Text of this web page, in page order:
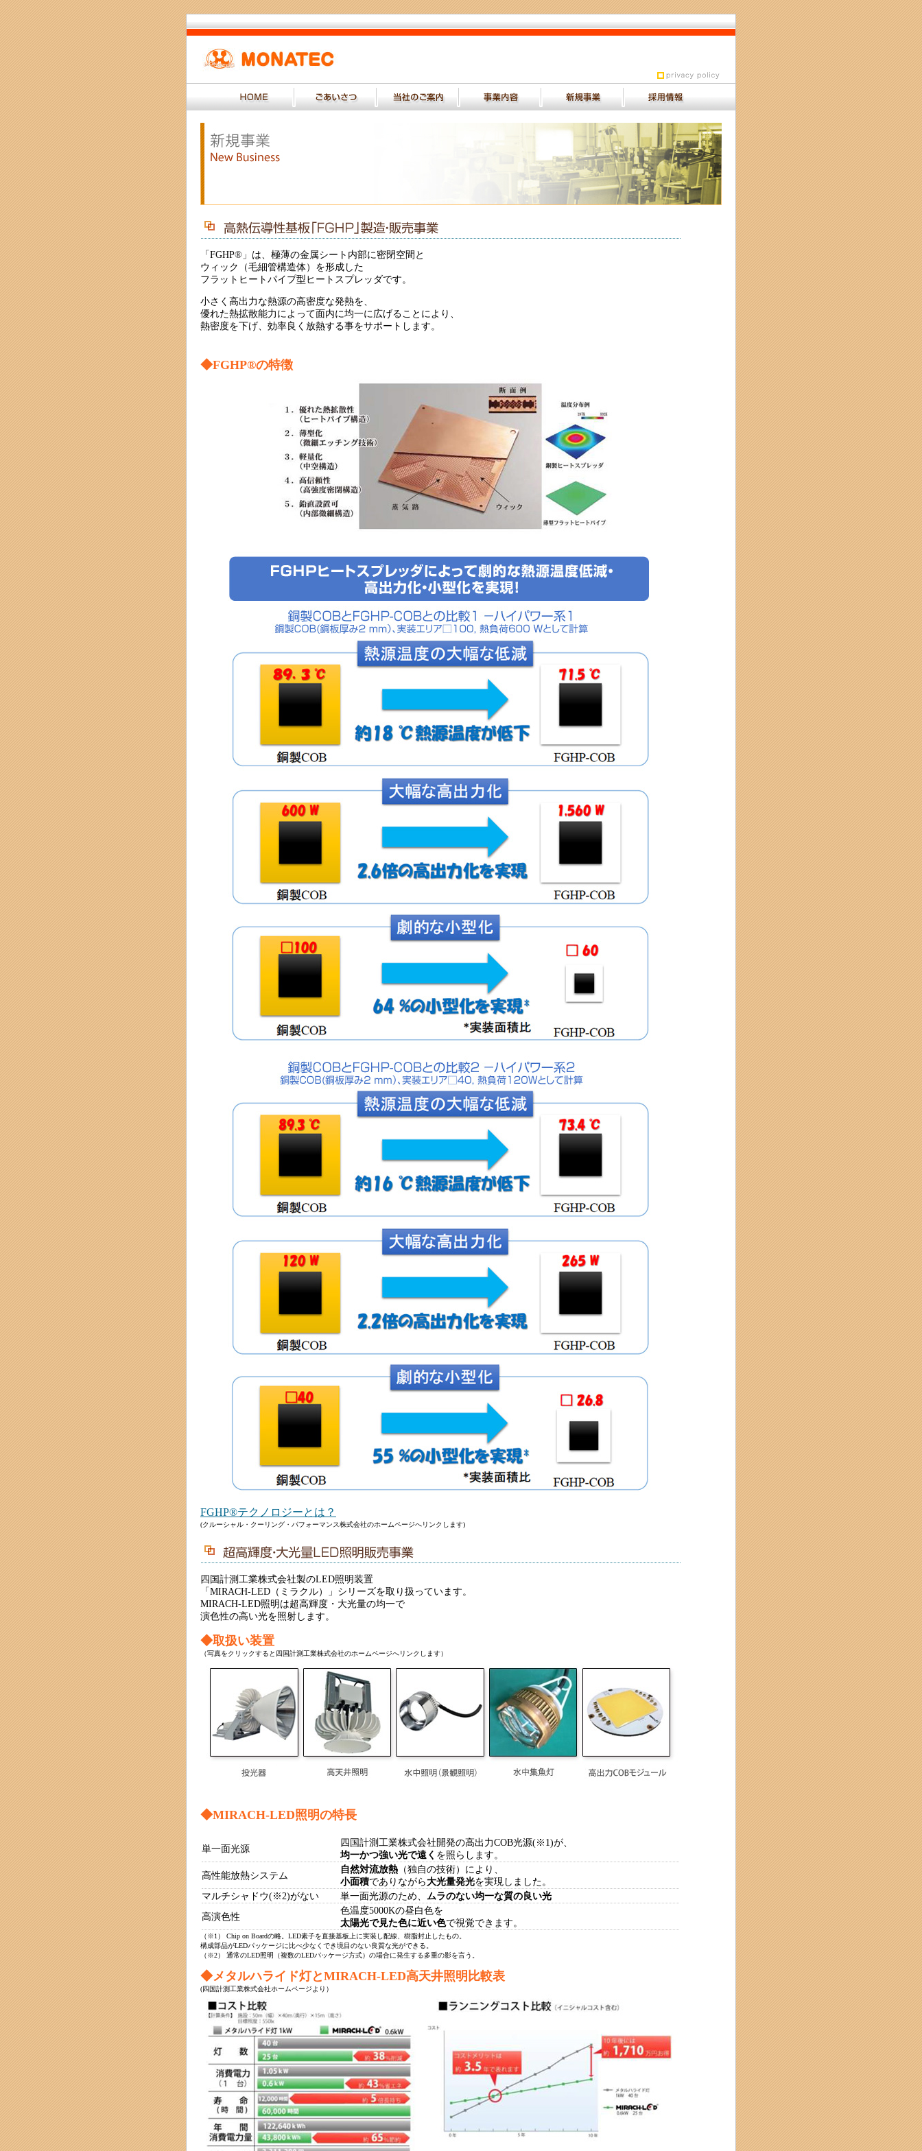
「FGHP®」は、極薄の金属シート内部に密閉空間と
ウィック（毛細管構造体）を形成した
フラットヒートパイプ型ヒートスプレッダです。
小さく高出力な熱源の高密度な発熱を、
優れた熱拡散能力によって面内に均一に広げることにより、
熱密度を下げ、効率良く放熱する事をサポートします。
◆FGHP®の特徴
FGHP®テクノロジーとは？
(クルーシャル・クーリング・パフォーマンス株式会社のホームページへリンクします)
四国計測工業株式会社製のLED照明装置
「MIRACH-LED（ミラクル）」シリーズを取り扱っています。
MIRACH-LED照明は超高輝度・大光量の均一で
演色性の高い光を照射します。
◆取扱い装置
（写真をクリックすると四国計測工業株式会社のホームページへリンクします）
◆MIRACH-LED照明の特長
単一面光源
四国計測工業株式会社開発の高出力COB光源(※1)が、
均一かつ強い光で遠く を照らします。
高性能放熱システム
自然対流放熱 （独自の技術）により、
小面積でありながら大光量発光を実現しました。
マルチシャドウ(※2)がない
単一面光源のため、 ムラのない均一な質の良い光
高演色性
色温度5000Kの昼白色を
太陽光で見た色に近い色で視覚できます。
（※1） Chip on Boardの略。LED素子を直接基板上に実装し配線、樹脂封止したもの。
構成部品がLEDパッケージに比べ少なくでき境目のない良質な光ができる。
（※2） 通常のLED照明（複数のLEDパッケージ方式）の場合に発生する多重の影を言う。
◆メタルハライド灯とMIRACH-LED高天井照明比較表
(四国計測工業株式会社ホームページより）